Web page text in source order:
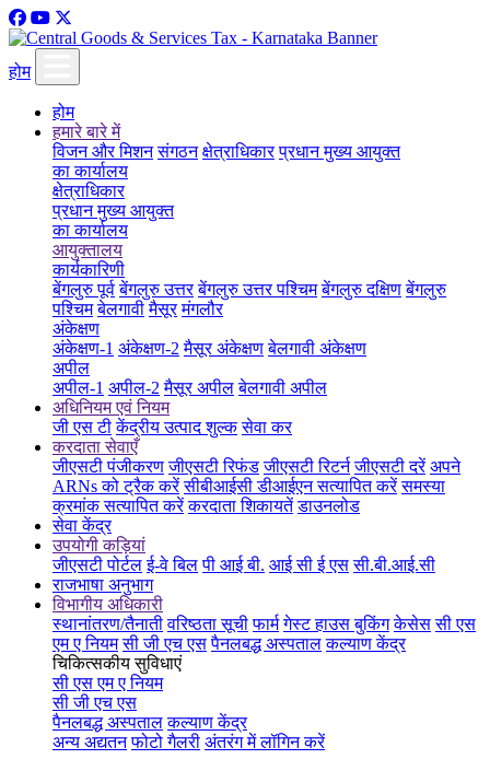
होम
होम
हमारे बारे में
विजन और मिशन संगठन क्षेत्राधिकार प्रधान मुख्य आयुक्त
का कार्यालय
क्षेत्राधिकार
प्रधान मुख्य आयुक्त
का कार्यालय
आयुक्तालय
कार्यकारिणी
बेंगलुरु पूर्व बेंगलुरु उत्तर बेंगलुरु उत्तर पश्चिम बेंगलुरु दक्षिण बेंगलुरु
पश्चिम बेलगावी मैसूर मंगलौर
अंकेक्षण
अंकेक्षण-1 अंकेक्षण-2 मैसूर अंकेक्षण बेलगावी अंकेक्षण
अपील
अपील-1 अपील-2 मैसूर अपील बेलगावी अपील
अधिनियम एवं नियम
जी एस टी केंद्रीय उत्पाद शुल्क सेवा कर
करदाता सेवाएँ
जीएसटी पंजीकरण जीएसटी रिफंड जीएसटी रिटर्न जीएसटी दरें अपने
ARNs को ट्रैक करें सीबीआईसी डीआईएन सत्यापित करें समस्या
क्रमांक सत्यापित करें करदाता शिकायतें डाउनलोड
सेवा केंद्र
उपयोगी कड़ियां
जीएसटी पोर्टल ई-वे बिल पी आई बी. आई सी ई एस सी.बी.आई.सी
राजभाषा अनुभाग
विभागीय अधिकारी
स्थानांतरण/तैनाती वरिष्ठता सूची फार्म गेस्ट हाउस बुकिंग केसेस सी एस
एम ए नियम सी जी एच एस पैनलबद्ध अस्पताल कल्याण केंद्र
चिकित्सकीय सुविधाएं
सी एस एम ए नियम
सी जी एच एस
पैनलबद्ध अस्पताल कल्याण केंद्र
अन्य अद्यतन फोटो गैलरी अंतरंग में लॉगिन करें